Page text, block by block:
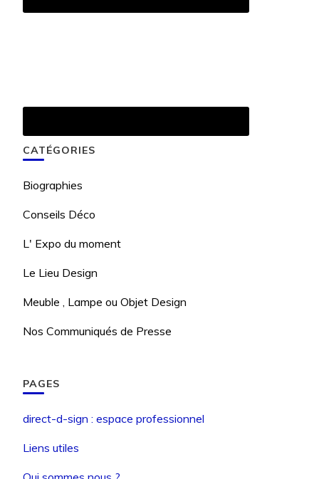
CATÉGORIES
Biographies
Conseils Déco
L' Expo du moment
Le Lieu Design
Meuble , Lampe ou Objet Design
Nos Communiqués de Presse
PAGES
direct-d-sign : espace professionnel
Liens utiles